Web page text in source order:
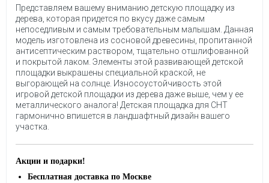
Представляем вашему вниманию детскую площадку из
дерева, которая придется по вкусу даже самым
непоседливым и самым требовательным малышам. Данная
модель изготовлена из сосновой древесины, пропитанной
антисептическим раствором, тщательно отшлифованной
и покрытой лаком. Элементы этой развивающей детской
площадки выкрашены специальной краской, не
выгорающей на солнце. Износоустойчивость этой
игровой детской площадки из дерева даже выше, чем у ее
металлического аналога! Детская площадка для СНТ
гармонично впишется в ландшафтный дизайн вашего
участка.
Акции и подарки!
Бесплатная доставка по Москве